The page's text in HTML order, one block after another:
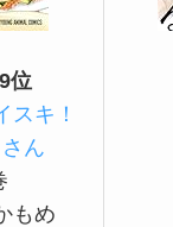
位
スキ！
ん
もめ